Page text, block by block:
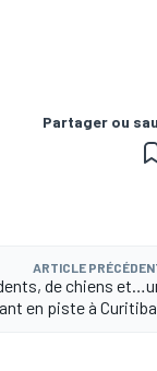
Partager ou
ARTICLE
de chiens
en piste à